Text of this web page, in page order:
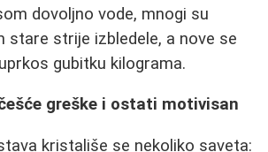
dovoljno vode, mnogi su
stare strije izbledele, a nove se
gubitku kilograma.
greške i ostati motivisan
kristališe se nekoliko saveta: